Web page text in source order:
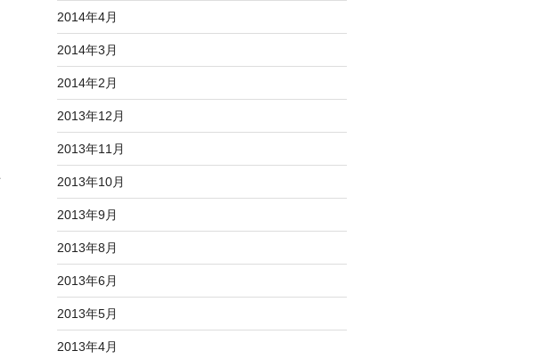
2014年4月
2014年3月
2014年2月
2013年12月
2013年11月
2013年10月
2013年9月
2013年8月
2013年6月
2013年5月
2013年4月